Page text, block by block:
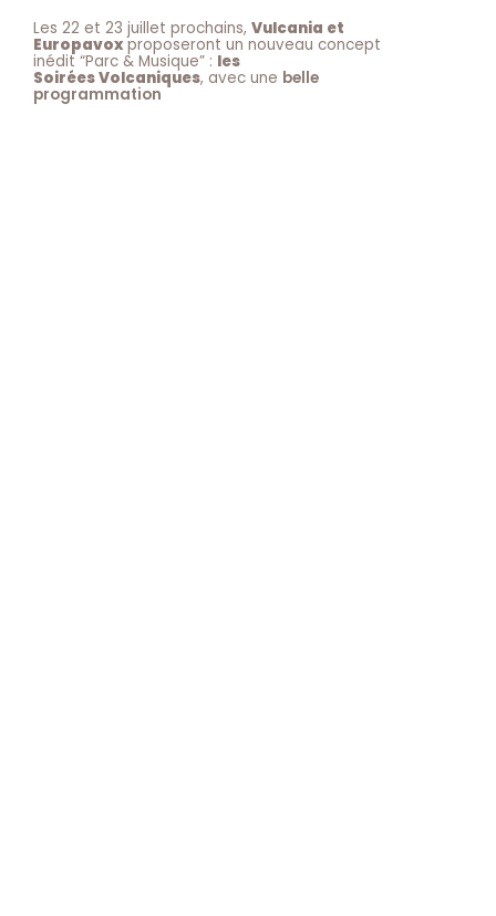
Les 22 et 23 juillet prochains, Vulcania et
Europavoxproposeront un nouveau concept
inédit “Parc & Musique” : les
Soirées Volcaniques, avec une belle
programmation